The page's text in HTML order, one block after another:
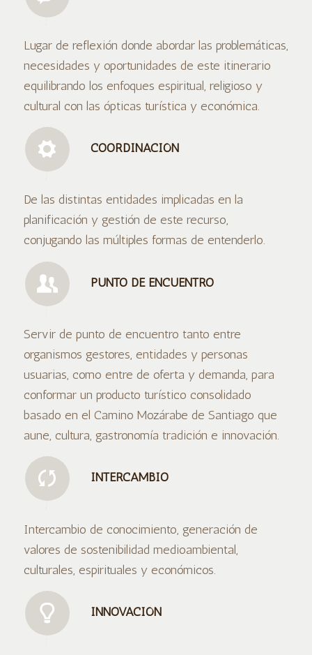
Lugar de reflexión donde abordar las problemáticas,
necesidades y oportunidades de este itinerario
equilibrando los enfoques espiritual, religioso y
cultural con las ópticas turística y económica.
COORDINACIÓN
De las distintas entidades implicadas en la
planificación y gestión de este recurso,
conjugando las múltiples formas de entenderlo.
PUNTO DE ENCUENTRO
Servir de punto de encuentro tanto entre
organismos gestores, entidades y personas
usuarias, como entre de oferta y demanda, para
conformar un producto turístico consolidado
basado en el Camino Mozárabe de Santiago que
aune, cultura, gastronomía tradición e innovación.
INTERCAMBIO
Intercambio de conocimiento, generación de
valores de sostenibilidad medioambiental,
culturales, espirituales y económicos.
INNOVACIÓN